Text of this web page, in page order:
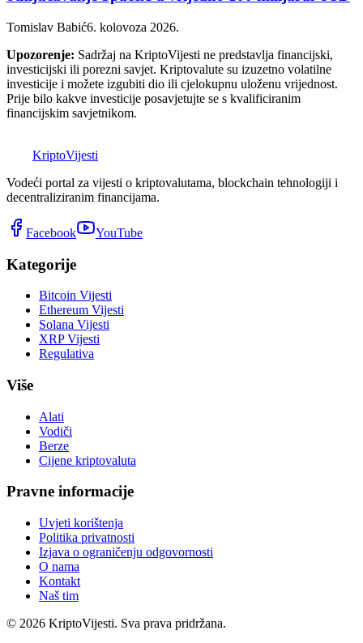
Tomislav Babić6. kolovoza 2026.
Upozorenje: Sadržaj na KriptoVijesti ne predstavlja financijski,
investicijski ili porezni savjet. Kriptovalute su izuzetno volatilne
investicije i možete izgubiti dio ili cjelokupnu uloženu vrijednost.
Prije bilo kakve investicije posavjetujte se s kvalificiranim
financijskim savjetnikom.
KriptoVijesti
Vodeći portal za vijesti o kriptovalutama, blockchain tehnologiji i
decentraliziranim financijama.
Facebook YouTube
Kategorije
Bitcoin Vijesti
Ethereum Vijesti
Solana Vijesti
XRP Vijesti
Regulativa
Više
Alati
Vodiči
Berze
Cijene kriptovaluta
Pravne informacije
Uvjeti korištenja
Politika privatnosti
Izjava o ograničenju odgovornosti
O nama
Kontakt
Naš tim
© 2026 KriptoVijesti. Sva prava pridržana.